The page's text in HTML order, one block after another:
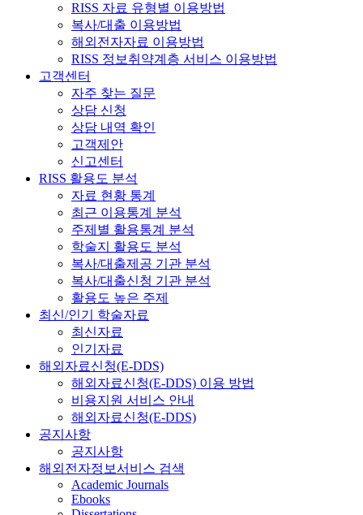
RISS 자료 유형별 이용방법
복사/대출 이용방법
해외전자자료 이용방법
RISS 정보취약계층 서비스 이용방법
고객센터
자주 찾는 질문
상담 신청
상담 내역 확인
고객제안
신고센터
RISS 활용도 분석
자료 현황 통계
최근 이용통계 분석
주제별 활용통계 분석
학술지 활용도 분석
복사/대출제공 기관 분석
복사/대출신청 기관 분석
활용도 높은 주제
최신/인기 학술자료
최신자료
인기자료
해외자료신청(E-DDS)
해외자료신청(E-DDS) 이용 방법
비용지원 서비스 안내
해외자료신청(E-DDS)
공지사항
공지사항
해외전자정보서비스 검색
Academic Journals
Ebooks